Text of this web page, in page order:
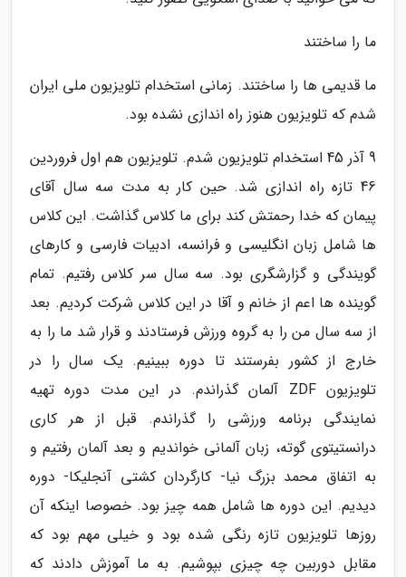
ما را ساختند
ما قدیمی ها را ساختند. زمانی استخدام تلویزیون ملی ایران
شدم که تلویزیون هنوز راه اندازی نشده بود.
9 آذر 45 استخدام تلویزیون شدم. تلویزیون هم اول فروردین
46 تازه راه اندازی شد. حین کار به مدت سه سال آقای
پیمان که خدا رحمتش کند برای ما کلاس گذاشت. این کلاس
ها شامل زبان انگلیسی و فرانسه، ادبیات فارسی و کارهای
گویندگی و گزارشگری بود. سه سال سر کلاس رفتیم. تمام
گوینده ها اعم از خانم و آقا در این کلاس شرکت کردیم. بعد
از سه سال من را به گروه ورزش فرستادند و قرار شد ما را به
خارج از کشور بفرستند تا دوره ببینیم. یک سال را در
تلویزیون ZDF آلمان گذراندم. در این مدت دوره تهیه
نمایندگی برنامه ورزشی را گذراندم. قبل از هر کاری
درانستیتوی گوته، زبان آلمانی خواندیم و بعد آلمان رفتیم و
به اتفاق محمد بزرگ نیا- کارگردان کشتی آنجلیکا- دوره
دیدیم. این دوره ها شامل همه چیز بود. خصوصا اینکه آن
روزها تلویزیون تازه رنگی شده بود و خیلی مهم بود که
مقابل دوربین چه چیزی بپوشیم. به ما آموزش دادند که